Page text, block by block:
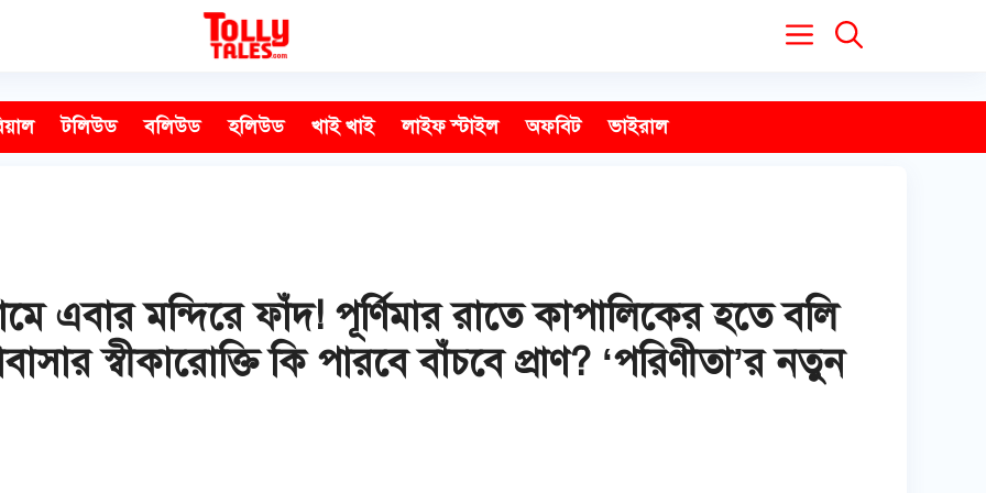
টলিউড বলিউড হলিউড খাই খাই লাইফ স্টাইল অফবিট ভাইরাল
এবার মন্দিরে ফাঁদ! পূর্ণিমার রাতে কাপালিকের হতে বলি
স্বীকারোক্তি কি পারবে বাঁচবে প্রাণ? ‘পরিণীতা’র নতুন